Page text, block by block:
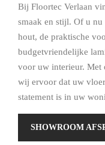
Bij Floortec Verlaan
smaak en stijl. Of u
hout, de praktische
budgetvriendelijke
voor uw interieur. Met
wij ervoor dat uw
statement is in uw
SHOWROOM